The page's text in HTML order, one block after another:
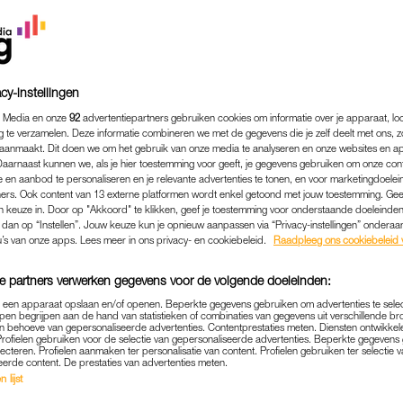
(D66) OVER
'DIT PROBLEEM IS
ALS MANNEN IN ACTIE
CULTUUR & MEDIA|VEILIGHEID VAN VROUWEN
14-10-2025 | LINDA.
moeten veilig zijn. Altijd en overal. Geweld tegen
instellingen
Media en onze 92 advertentiepartners gebruiken cookies om informatie over je apparaat,
te verzamelen. Deze informatie combineren we met de gegevens die je zelf deelt met ons,
Dit doen we om het gebruik van onze media te analyseren en onze websites en
kunnen we, als je hier toestemming voor geeft, je gegevens gebruiken om onze
en aanbod te personaliseren en je relevante advertenties te tonen, en voor
Ook content van 13 externe platformen wordt enkel getoond met jouw toestemming.
keuze in. Door op "Akkoord" te klikken, geef je toestemming voor onderstaande
op “Instellen”. Jouw keuze kun je opnieuw aanpassen via “Privacy-instellingen”
van onze apps. Lees meer in ons privacy- en cookiebeleid.
Raadpleeg ons cookiebeleid
partners verwerken gegevens voor de volgende doeleinden:
een apparaat opslaan en/of openen. Beperkte gegevens gebruiken om advertenties te
begrijpen aan de hand van statistieken of combinaties van gegevens uit verschillende
behoeve van gepersonaliseerde advertenties. Contentprestaties meten. Diensten
gebruiken voor de selectie van gepersonaliseerde advertenties. Beperkte
Profielen aanmaken ter personalisatie van content. Profielen gebruiken ter selectie
content. De prestaties van advertenties meten.
lijst